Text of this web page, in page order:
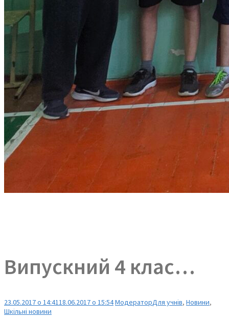
Випускний 4 клас…
23.05.2017 о 14:4118.06.2017 о 15:54МодераторДля учнів, Новини,
Шкільні новини